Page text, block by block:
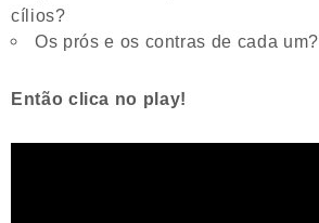
cílios?
Os prós e os contras de cada um?
Então clica no play!